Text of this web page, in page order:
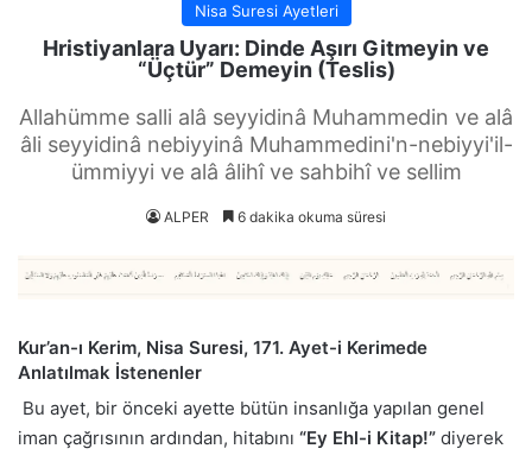
Nisa Suresi Ayetleri
Hristiyanlara Uyarı: Dinde Aşırı Gitmeyin ve
“Üçtür” Demeyin (Teslis)
Allahümme salli alâ seyyidinâ Muhammedin ve alâ
âli seyyidinâ nebiyyinâ Muhammedini'n-nebiyyi'il-
ümmiyyi ve alâ âlihî ve sahbihî ve sellim
ALPER 6 dakika okuma süresi
Kur’an-ı Kerim, Nisa Suresi, 171. Ayet-i Kerimede
Anlatılmak İstenenler
Bu ayet, bir önceki ayette bütün insanlığa yapılan genel
iman çağrısının ardından, hitabını “Ey Ehl-i Kitap!” diyerek